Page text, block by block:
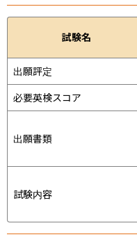
試験名
出願評定
必要英検スコア
出願書類
試験内容